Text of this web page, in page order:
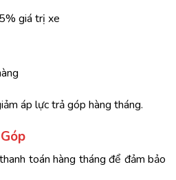
giá trị xe
áp lực trả góp hàng tháng.
toán hàng tháng để đảm bảo